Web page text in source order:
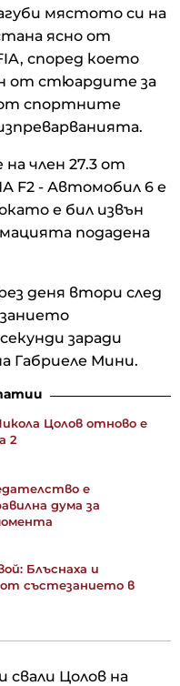
мястото си на
ясно от
според което
от стюардите за
от спортните
член 27.3 от
F2 - Автомобил 6 е
е бил извън
подадена
деня втори след
заради
Габриеле Мини.
Цолов отново е
2
е
дума за
Блъснаха и
от състезанието в
свали Цолов на